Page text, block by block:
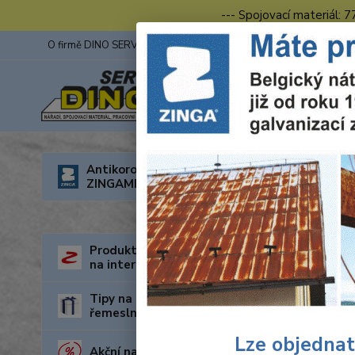
--- Spojovací materiál:
O firmě DINO SERVIS s.r.o. ZINGA Fotogalerie z výstav
Antikorozní nátěry
ZINGAMETALL
Produkty za nejnižší cenu
na internetu
Tipy na dárky pro kutily a
řemeslníky
Akční nabídka
Úvod
Lze